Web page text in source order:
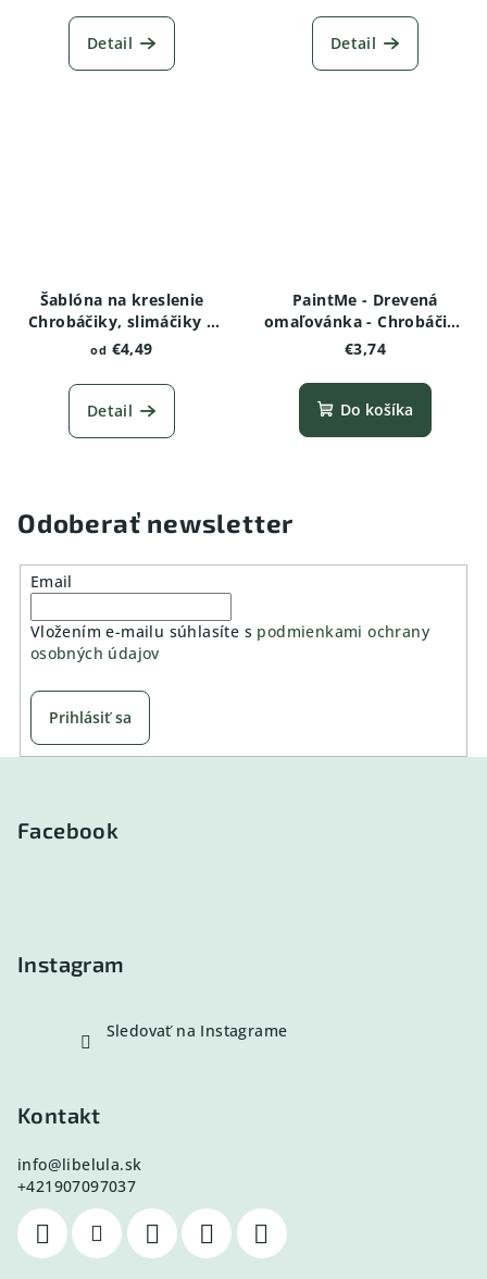
Detail Detail
Šablóna na kreslenie
Chrobáčiky, slimáčiky a
červíky -Dážďovka
od €4,49
Detail
PaintMe - Drevená
omaľovánka - Chrobáčiky
a pavúčiky - Chrúst
€3,74
Do košíka
Odoberať newsletter
Email
Vložením e-mailu súhlasíte s podmienkami ochrany
osobných údajov
Prihlásiť sa
Facebook
Instagram
Sledovať na Instagrame
Kontakt
info@libelula.sk
+421907097037